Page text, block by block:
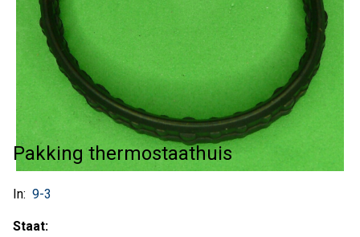
Pakking thermostaathuis
In: 9-3
Staat: